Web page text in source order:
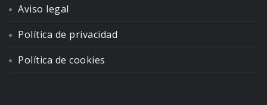
Aviso legal
Política de privacidad
Política de cookies